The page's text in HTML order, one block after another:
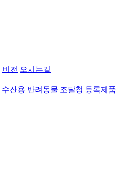
비전 오시는길
수산용 반려동물 조달청 등록제품